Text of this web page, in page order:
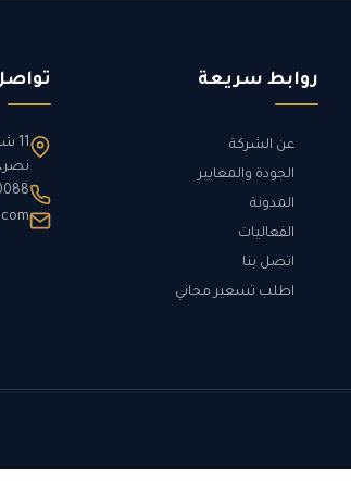
روابط سريعة
عن الشركة
الجودة والمعايير
المدونة
الفعاليات
اتصل بنا
اطلب تسعير مجاني